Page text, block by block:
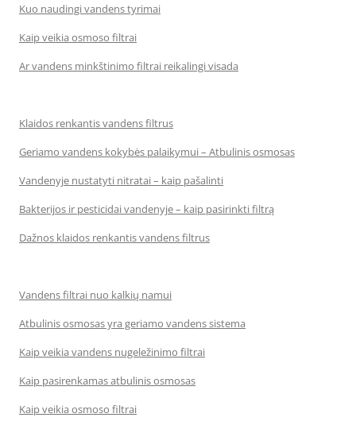
Kuo naudingi vandens tyrimai
Kaip veikia osmoso filtrai
Ar vandens minkštinimo filtrai reikalingi visada
Klaidos renkantis vandens filtrus
Geriamo vandens kokybės palaikymui – Atbulinis osmosas
Vandenyje nustatyti nitratai – kaip pašalinti
Bakterijos ir pesticidai vandenyje – kaip pasirinkti filtrą
Dažnos klaidos renkantis vandens filtrus
Vandens filtrai nuo kalkių namui
Atbulinis osmosas yra geriamo vandens sistema
Kaip veikia vandens nugeležinimo filtrai
Kaip pasirenkamas atbulinis osmosas
Kaip veikia osmoso filtrai